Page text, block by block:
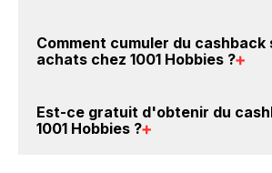
dans le paragraphe codes promo
crédités sur votre cagnotte
éventuels bonus.
Comment cumuler du cashback
achats chez 1001 Hobbies ?
Hobbies : Créez votre compte sur
Est-ce gratuit d'obtenir du
1001 Hobbies ?